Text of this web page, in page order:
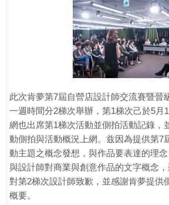
此次肯夢第7屆自營店設計師交流賽暨晉
一週時間分2梯次舉辦，第1梯次己於5月
網也出席第1梯次活動並側拍活動記錄，
動側拍與活動概況上網。兹因為提供第7
動主題之概念發想，與作品要表達的理
與設計師對商業與創意作品的文字概念
對第2梯次設計師致歉，並感謝肯夢提供
概要。